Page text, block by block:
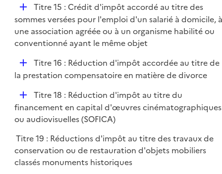
D
é
p
l
r
Titre 15 : Crédit d'impôt accordé au titre des
sommes versées pour l'emploi d'un salarié à domicile, à
une association agréée ou à un organisme habilité ou
conventionné ayant le même objet
D
é
i
e
Titre 16 : Réduction d'impôt accordée au titre de
la prestation compensatoire en matière de divorce
D
é
p
i
e
r
Titre 18 : Réduction d'impôt au titre du
financement en capital d'œuvres cinématographiques
ou audiovisuelles (SOFICA)
Titre 19 : Réductions d'impôt au titre des travaux de
conservation ou de restauration d'objets mobiliers
classés monuments historiques